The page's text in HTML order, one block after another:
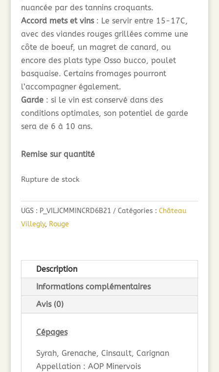
nuancée par des tannins croquants.
Accord mets et vins: Le servir entre 15-17C,
avec des viandes rouges grillées comme une
côte de boeuf, un magret de canard, ou
encore des plats type Osso bucco, poulet
basquaise. Certains fromages pourront
l’accompagner également.
Garde: si le vin est conservé dans des
conditions optimales, son potentiel de garde
sera de 6 à 10 ans.
Remise sur quantité
Rupture de stock
UGS : P_VILJCMMINCRD6B21 Catégories : Château
Villegly, Rouge
Description
Informations complémentaires
Avis (0)
Cépages
Syrah, Grenache, Cinsault, Carignan
Appellation : AOP Minervois